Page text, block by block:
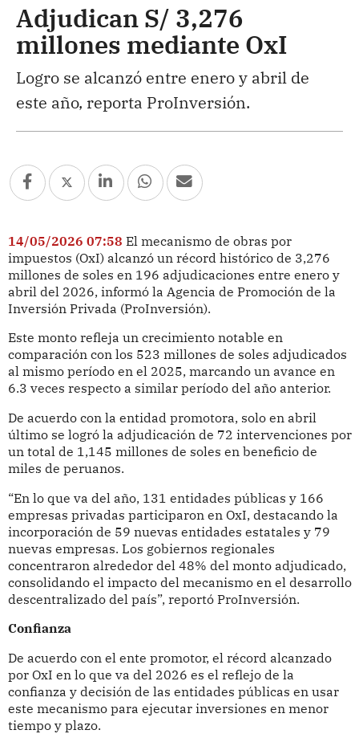
Adjudican S/ 3,276
millones mediante OxI
Logro se alcanzó entre enero y abril de
este año, reporta ProInversión.
14/05/2026 07:58 El mecanismo de obras por
impuestos (OxI) alcanzó un récord histórico de 3,276
millones de soles en 196 adjudicaciones entre enero y
abril del 2026, informó la Agencia de Promoción de la
Inversión Privada (ProInversión).
Este monto refleja un crecimiento notable en
comparación con los 523 millones de soles adjudicados
al mismo período en el 2025, marcando un avance en
6.3 veces respecto a similar período del año anterior.
De acuerdo con la entidad promotora, solo en abril
último se logró la adjudicación de 72 intervenciones por
un total de 1,145 millones de soles en beneficio de
miles de peruanos.
“En lo que va del año, 131 entidades públicas y 166
empresas privadas participaron en OxI, destacando la
incorporación de 59 nuevas entidades estatales y 79
nuevas empresas. Los gobiernos regionales
concentraron alrededor del 48% del monto adjudicado,
consolidando el impacto del mecanismo en el desarrollo
descentralizado del país”, reportó ProInversión.
Confianza
De acuerdo con el ente promotor, el récord alcanzado
por OxI en lo que va del 2026 es el reflejo de la
confianza y decisión de las entidades públicas en usar
este mecanismo para ejecutar inversiones en menor
tiempo y plazo.